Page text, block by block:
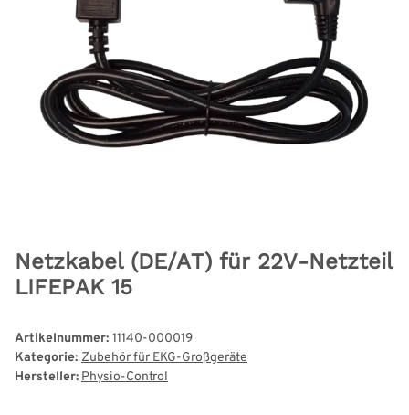
Netzkabel (DE/AT) für 22V-Netzteil
LIFEPAK 15
Artikelnummer: 11140-000019
Kategorie: Zubehör für EKG-Großgeräte
Hersteller: Physio-Control